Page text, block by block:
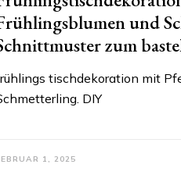
und
zum
tischdekoration mit
DIY
1, 2025